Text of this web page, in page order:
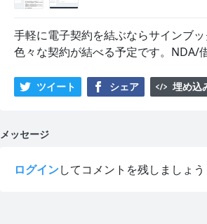
手軽に電子契約を結ぶならサインブッ
色々な契約が結べる予定です。NDA/
ツイート シェア 埋め込
メッセージ
ログインしてコメントを残しましょ